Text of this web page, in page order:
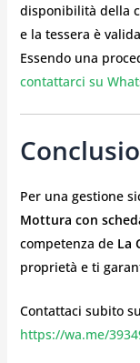
disponibilità della
e la tessera è
Essendo una
contattarci su
Per una gestione
Mottura con
competenza de La
proprietà e ti
Contattaci subito su
https://wa.me/